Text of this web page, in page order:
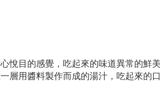
悅目的感覺，吃起來的味道異常的鮮
用醬料製作而成的湯汁，吃起來的口